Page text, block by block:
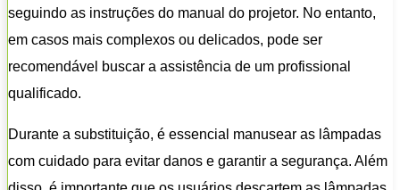
seguindo as instruções do manual do projetor. No entanto,
em casos mais complexos ou delicados, pode ser
recomendável buscar a assistência de um profissional
qualificado.
Durante a substituição, é essencial manusear as lâmpadas
com cuidado para evitar danos e garantir a segurança. Além